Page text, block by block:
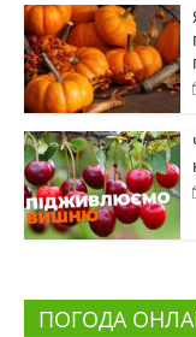
ПОГОДА